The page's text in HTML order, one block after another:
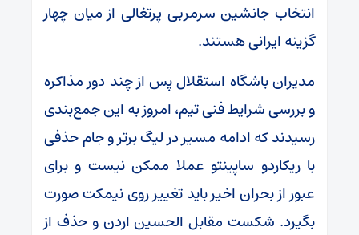
انتخاب جانشین سرمربی پرتغالی از میان چهار
گزینه ایرانی هستند.
مدیران باشگاه استقلال پس از چند دور مذاکره
و بررسی شرایط فنی تیم، امروز به این جمع‌بندی
رسیدند که ادامه مسیر در لیگ برتر و جام حذفی
با ریکاردو ساپینتو عملا ممکن نیست و برای
عبور از بحران اخیر باید تغییر روی نیمکت صورت
بگیرد. شکست مقابل الحسین اردن و حذف از